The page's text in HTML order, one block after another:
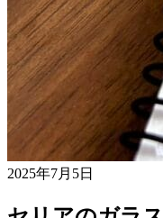
2025年7月5日